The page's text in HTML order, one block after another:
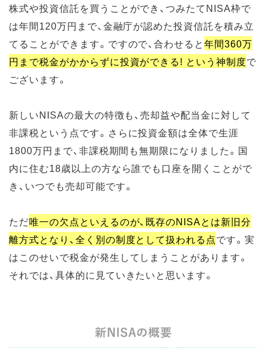
株式や投資信託を買うことができ、つみたてNISA枠で
は年間120万円まで、金融庁が認めた投資信託を積み立
てることができます。ですので、合わせると年間360万
円まで税金がかからずに投資ができる! という神制度で
ございます。
新しいNISAの最大の特徴も、売却益や配当金に対して
非課税という点です。さらに投資金額は全体で生涯
1800万円まで、非課税期間も無期限になりました。国
内に住む18歳以上の方なら誰でも口座を開くことがで
き、いつでも売却可能です。
ただ唯一の欠点といえるのが、既存のNISAとは新旧分
離方式となり、全く別の制度として扱われる点です。実
はこのせいで税金が発生してしまうことがあります。
それでは、具体的に見ていきたいと思います。